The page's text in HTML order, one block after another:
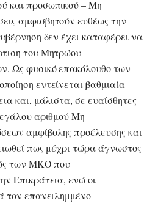
και προσωπικού – Μη
αμφισβητούν ευθέως την
δεν έχει καταφέρει να
του Μητρώου
Ως φυσικό επακόλουθο των
εντείνεται βαθμιαία
και, μάλιστα, σε ευαίσθητες
αριθμού Μη
αμφίβολης προέλευσης και
πως μέχρι τώρα άγνωστος
των ΜΚΟ που
Επικράτεια, ενώ οι
τον επανειλημμένο